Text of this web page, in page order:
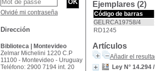
Ejemplares (2)
Código de barras
GELRCA19758/4
RD1245
Artículos
Añadir el
Ley N° 14.294/
Olvidé mi contraseña
Dirección
Biblioteca | Montevideo
Zelmar Michelini 1220 C.P
11100 - Montevideo - Uruguay
Teléfono: 2900 7194 int. 20